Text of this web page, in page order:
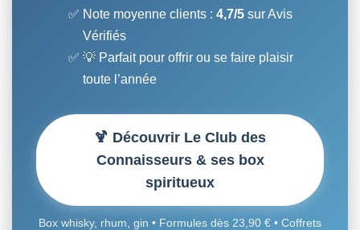
Note moyenne clients : 4,7/5 sur Avis
Vérifiés
💡 Parfait pour offrir ou se faire plaisir
toute l’année
🍹 Découvrir Le Club des
Connaisseurs & ses box
spiritueux
Box whisky, rhum, gin • Formules dès 23,90 € • Coffrets